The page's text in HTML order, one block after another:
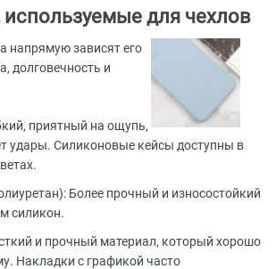
для чехлов
напрямую зависят его
долговечность и
приятный на ощупь,
удары. Силиконовые кейсы доступны в
Более прочный и износостойкий
силикон.
и прочный материал, который хорошо
Накладки с графикой часто